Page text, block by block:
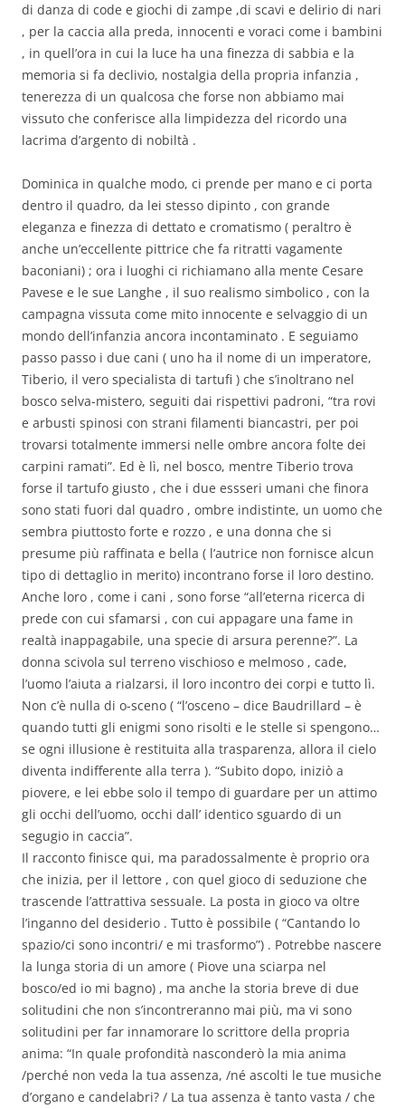
di danza di code e giochi di zampe ,di scavi e delirio di nari
, per la caccia alla preda, innocenti e voraci come i bambini
, in quell’ora in cui la luce ha una finezza di sabbia e la
memoria si fa declivio, nostalgia della propria infanzia ,
tenerezza di un qualcosa che forse non abbiamo mai
vissuto che conferisce alla limpidezza del ricordo una
lacrima d’argento di nobiltà .
Dominica in qualche modo, ci prende per mano e ci porta
dentro il quadro, da lei stesso dipinto , con grande
eleganza e finezza di dettato e cromatismo ( peraltro è
anche un’eccellente pittrice che fa ritratti vagamente
baconiani) ; ora i luoghi ci richiamano alla mente Cesare
Pavese e le sue Langhe , il suo realismo simbolico , con la
campagna vissuta come mito innocente e selvaggio di un
mondo dell’infanzia ancora incontaminato . E seguiamo
passo passo i due cani ( uno ha il nome di un imperatore,
Tiberio, il vero specialista di tartufi ) che s’inoltrano nel
bosco selva-mistero, seguiti dai rispettivi padroni, “tra rovi
e arbusti spinosi con strani filamenti biancastri, per poi
trovarsi totalmente immersi nelle ombre ancora folte dei
carpini ramati”. Ed è lì, nel bosco, mentre Tiberio trova
forse il tartufo giusto , che i due essseri umani che finora
sono stati fuori dal quadro , ombre indistinte, un uomo che
sembra piuttosto forte e rozzo , e una donna che si
presume più raffinata e bella ( l’autrice non fornisce alcun
tipo di dettaglio in merito) incontrano forse il loro destino.
Anche loro , come i cani , sono forse “all’eterna ricerca di
prede con cui sfamarsi , con cui appagare una fame in
realtà inappagabile, una specie di arsura perenne?”. La
donna scivola sul terreno vischioso e melmoso , cade,
l’uomo l’aiuta a rialzarsi, il loro incontro dei corpi e tutto lì.
Non c’è nulla di o-sceno ( “l’osceno – dice Baudrillard – è
quando tutti gli enigmi sono risolti e le stelle si spengono…
se ogni illusione è restituita alla trasparenza, allora il cielo
diventa indifferente alla terra ). “Subito dopo, iniziò a
piovere, e lei ebbe solo il tempo di guardare per un attimo
gli occhi dell’uomo, occhi dall’ identico sguardo di un
segugio in caccia”.
Il racconto finisce qui, ma paradossalmente è proprio ora
che inizia, per il lettore , con quel gioco di seduzione che
trascende l’attrattiva sessuale. La posta in gioco va oltre
l’inganno del desiderio . Tutto è possibile ( “Cantando lo
spazio/ci sono incontri/ e mi trasformo”) . Potrebbe nascere
la lunga storia di un amore ( Piove una sciarpa nel
bosco/ed io mi bagno) , ma anche la storia breve di due
solitudini che non s’incontreranno mai più, ma vi sono
solitudini per far innamorare lo scrittore della propria
anima: “In quale profondità nasconderò la mia anima
/perché non veda la tua assenza, /né ascolti le tue musiche
d’organo e candelabri? / La tua assenza è tanto vasta / che